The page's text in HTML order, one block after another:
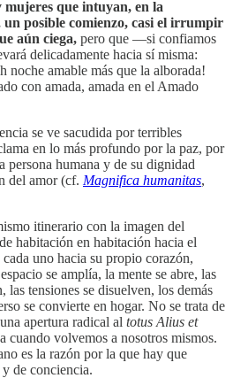
que intuyan, en la
posible comienzo, casi el irrumpir
aún ciega, pero que —si confiamos
delicadamente hacia sí misma:
noche amable más que la alborada!
con amada, amada en el Amado
se ve sacudida por terribles
en lo más profundo por la paz, por
persona humana y de su dignidad
del amor (cf. Magnifica humanitas,
itinerario con la imagen del
habitación en habitación hacia el
uno hacia su propio corazón,
se amplía, la mente se abre, las
las tensiones se disuelven, los demás
se convierte en hogar. No se trata de
apertura radical al totus Alius et
cuando volvemos a nosotros mismos.
es la razón por la que hay que
de conciencia.